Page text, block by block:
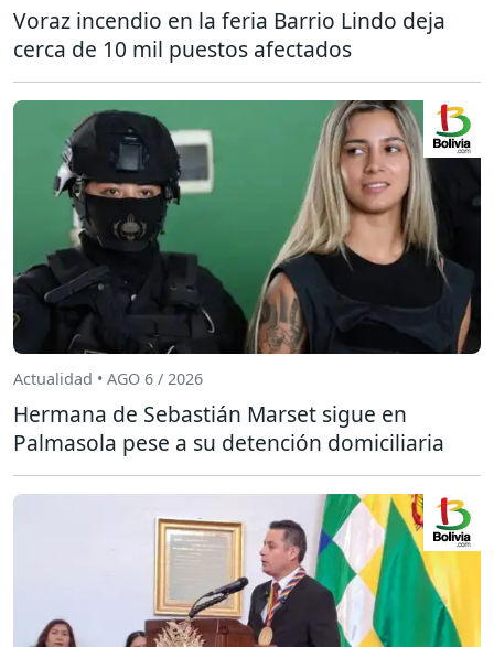
Voraz incendio en la feria Barrio Lindo deja
cerca de 10 mil puestos afectados
Actualidad • AGO 6 / 2026
Hermana de Sebastián Marset sigue en
Palmasola pese a su detención domiciliaria